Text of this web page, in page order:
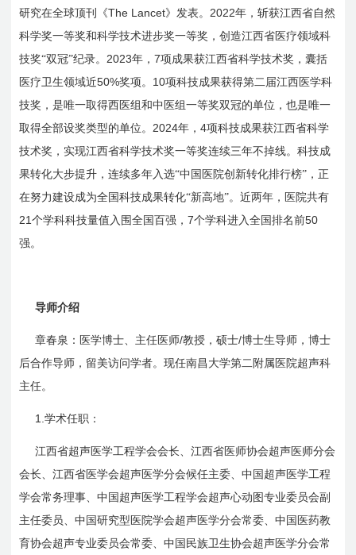
研究在全球顶刊《The Lancet》发表。 2022年，斩获江西省自然
科学奖一等奖和科学技术进步奖一等奖，创造江西省医疗领域科
技奖“双冠”纪录。 2023年，7项成果获江西省科学技术奖，囊括
医疗卫生领域近50%奖项。 10项科技成果获得第二届江西医学科
技奖，是唯一取得西医组和中医组一等奖双冠的单位，也是唯一
取得全部设奖类型的单位。 2024年，4项科技成果获江西省科学
技术奖，实现江西省科学技术奖一等奖连续三年不掉线。科技成
果转化大步提升，连续多年入选“中国医院创新转化排行榜”，正
在努力建设成为全国科技成果转化“新高地”。近两年，医院共有
21个学科科技量值入围全国百强，7个学科进入全国排名前50
强。
导师介绍
章春泉：医学博士、主任医师/教授，硕士/博士生导师，博士
后合作导师，留美访问学者。现任南昌大学第二附属医院超声科
主任。
1.学术任职：
江西省超声医学工程学会会长、江西省医师协会超声医师分会
会长、江西省医学会超声医学分会候任主委、中国超声医学工程
学会常务理事、中国超声医学工程学会超声心动图专业委员会副
主任委员、中国研究型医院学会超声医学分会常委、中国医药教
育协会超声专业委员会常委、中国民族卫生协会超声医学分会常